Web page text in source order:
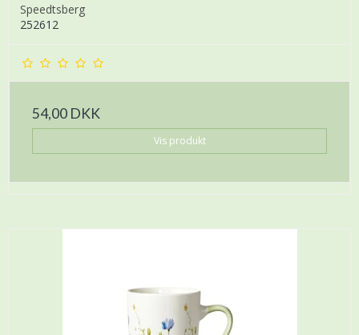
Speedtsberg
252612
54,00 DKK
Vis produkt